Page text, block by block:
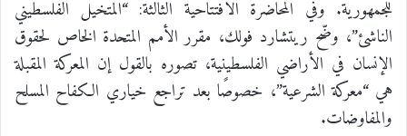
للجمهورية. وفي المحاضرة الافتتاحية الثالثة: “المتخيل الفلسطيني
الناشئ”، وضّح ريتشارد فولك، مقرر الأمم المتحدة الخاص لحقوق
الإنسان في الأراضي الفلسطينية، تصوره بالقول إن المعركة المقبلة
هي “معركة الشرعية”، خصوصًا بعد تراجع خياري الكفاح المسلح
والمفاوضات.